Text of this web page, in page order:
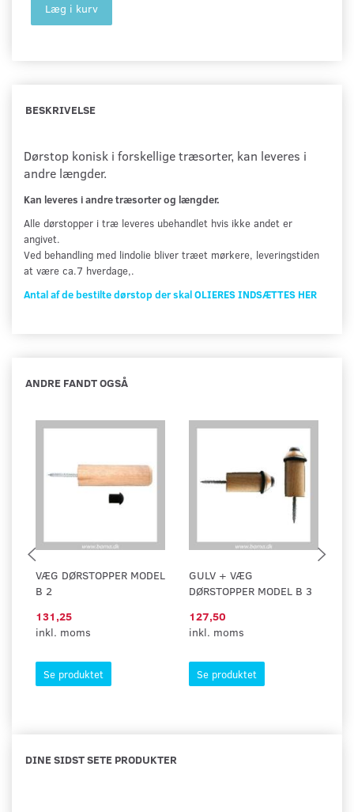
Læg i kurv
BESKRIVELSE
Dørstop konisk i forskellige træsorter, kan leveres i
andre længder.
Kan leveres i andre træsorter og længder.
Alle dørstopper i træ leveres ubehandlet hvis ikke andet er
angivet.
Ved behandling med lindolie bliver træet mørkere, leveringstiden
at være ca.7 hverdage,.
Antal af de bestilte dørstop der skal OLIERES INDSÆTTES HER
ANDRE FANDT OGSÅ
VÆG DØRSTOPPER MODEL
B 2
131,25
inkl. moms
Se produktet
GULV + VÆG
DØRSTOPPER MODEL B 3
127,50
inkl. moms
Se produktet
DINE SIDST SETE PRODUKTER